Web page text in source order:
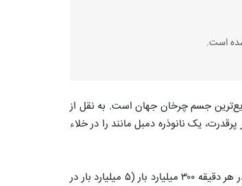
است.
جسم چرخان جهان است. به نقل از
یک نانوذره دمبل مانند را در خلاء
پژوهشگران دانشگاه پردو در مطالعه اخیرشان موفق به ایجاد یک نانوذره شده‌اند که در هر دقیقه ۳۰۰ میلیارد بار (۵ میلیارد بار در